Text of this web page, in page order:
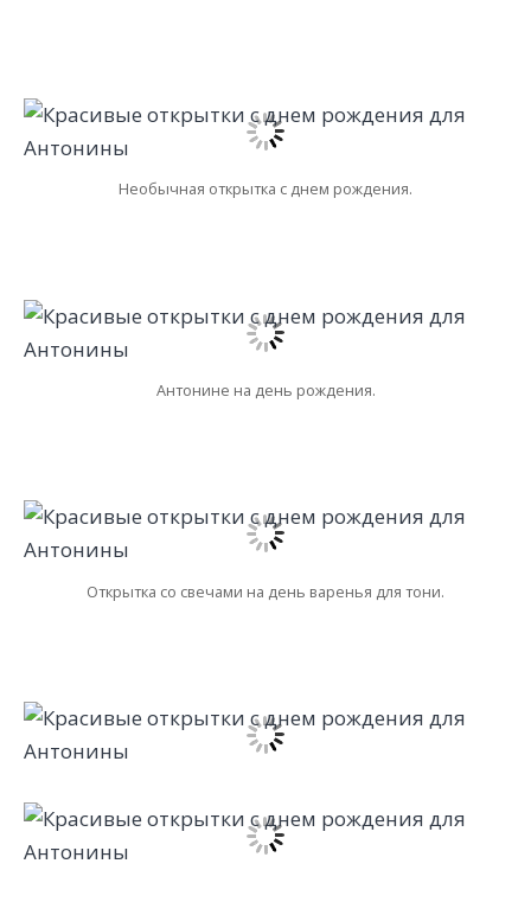
Необычная открытка с днем рождения.
Антонине на день рождения.
Открытка со свечами на день варенья для тони.